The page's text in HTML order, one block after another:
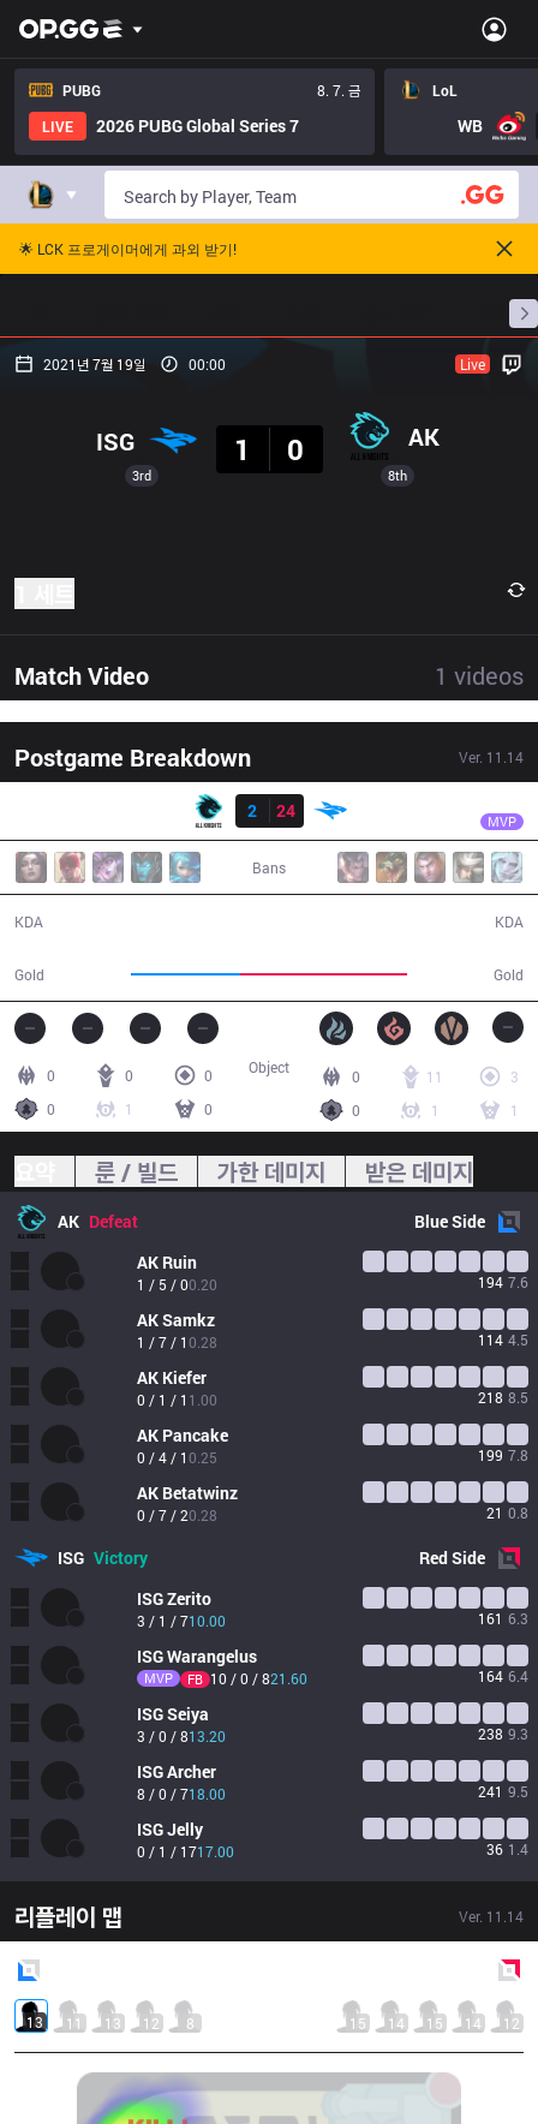
PUBG
8. 7. 금
LIVE
2026 PUBG Global Series 7
LoL
WB
🌟 LCK 프로게이머에게 과외 받기!
프로빌
2021년 7월 19일 00:00 Live
3rd
ISG
1
0 AK
8th
Match Video 1 videos
Postgame Breakdown Ver. 11.14
2
24 MVP
Bans
KDA
Gold Gold
KDA
0 0
0
0
1 0
0 11
3
0
1 1
Object
룬 / 빌드 가한 데미지 받은 데미지
AK Defeat BlueSide
AK Ruin
1 / 5 / 00.20 194 7.6
AKSamkz
1 / 7 / 10.28 114 4.5
AK Kiefer
0 / 1 / 1 1.00 218 8.5
AK Pancake
0 / 4 / 10.25 199 7.8
AK Betatwinz
0 / 7 / 20.28 21 0.8
ISG Victory RedSide
ISGZerito
3 / 1 / 710.00 161 6.3
ISGWarangelus
MVP FB 10 / 0 / 821.60 164 6.4
ISGSeiya
3 / 0 / 813.20 238 9.3
ISGArcher
8 / 0 / 718.00 241 9.5
ISGJelly
0 / 1 / 1717.00 36 1.4
리플레이 맵 Ver. 11.14
13 11 13 12 8 15 14 15 14 12